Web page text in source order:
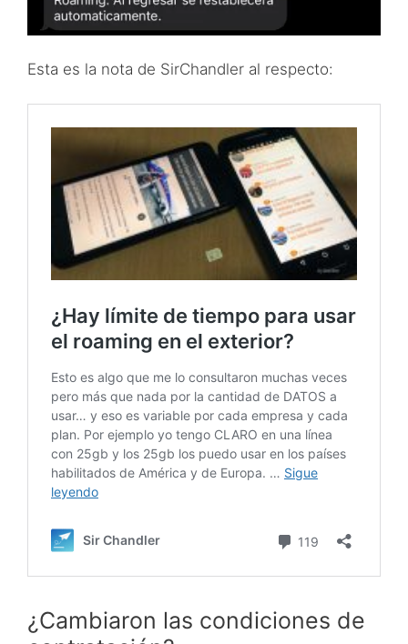
Esta es la nota de SirChandler al respecto:
¿Cambiaron las condiciones de